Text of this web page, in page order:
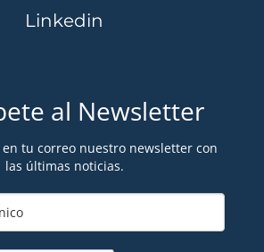
Linkedin
al Newsletter
en tu correo nuestro newsletter con
las últimas noticias.